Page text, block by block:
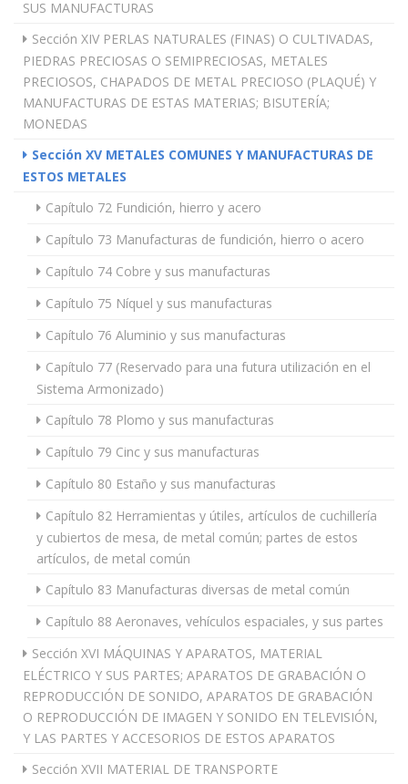
SUS MANUFACTURAS
Sección XIV PERLAS NATURALES (FINAS) O CULTIVADAS,
PIEDRAS PRECIOSAS O SEMIPRECIOSAS, METALES
PRECIOSOS, CHAPADOS DE METAL PRECIOSO (PLAQUÉ) Y
MANUFACTURAS DE ESTAS MATERIAS; BISUTERÍA;
MONEDAS
Sección XV METALES COMUNES Y MANUFACTURAS DE
ESTOS METALES
Capítulo 72 Fundición, hierro y acero
Capítulo 73 Manufacturas de fundición, hierro o acero
Capítulo 74 Cobre y sus manufacturas
Capítulo 75 Níquel y sus manufacturas
Capítulo 76 Aluminio y sus manufacturas
Capítulo 77 (Reservado para una futura utilización en el
Sistema Armonizado)
Capítulo 78 Plomo y sus manufacturas
Capítulo 79 Cinc y sus manufacturas
Capítulo 80 Estaño y sus manufacturas
Capítulo 82 Herramientas y útiles, artículos de cuchillería
y cubiertos de mesa, de metal común; partes de estos
artículos, de metal común
Capítulo 83 Manufacturas diversas de metal común
Capítulo 88 Aeronaves, vehículos espaciales, y sus partes
Sección XVI MÁQUINAS Y APARATOS, MATERIAL
ELÉCTRICO Y SUS PARTES; APARATOS DE GRABACIÓN O
REPRODUCCIÓN DE SONIDO, APARATOS DE GRABACIÓN
O REPRODUCCIÓN DE IMAGEN Y SONIDO EN TELEVISIÓN,
Y LAS PARTES Y ACCESORIOS DE ESTOS APARATOS
Sección XVII MATERIAL DE TRANSPORTE